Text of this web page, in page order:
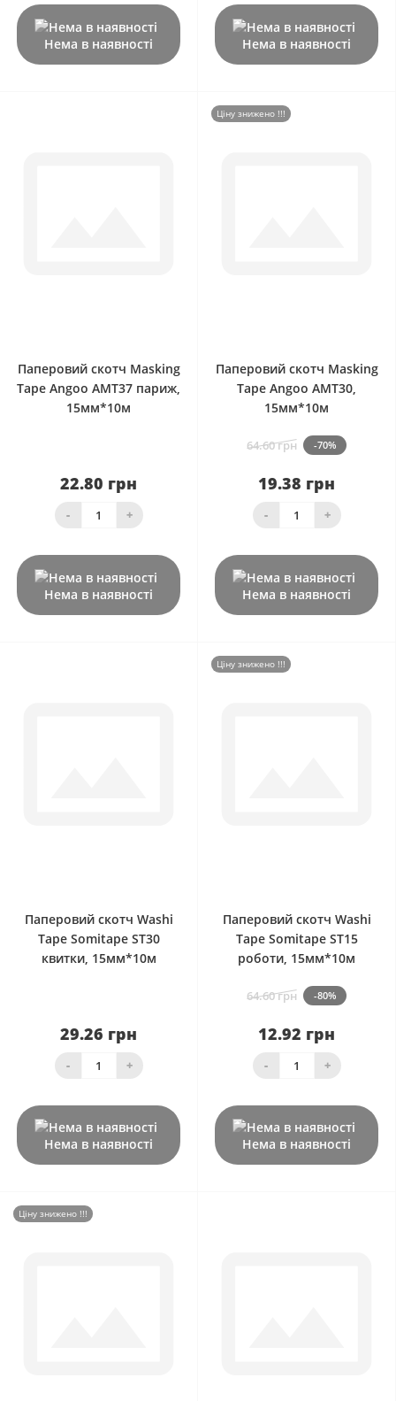
Нема в наявності Нема в наявності
Паперовий скотч Masking
Tape Angoo AMT37 париж,
15мм*10м
22.80 грн
- +
Нема в наявності
Ціну знижено !!!
Паперовий скотч Masking
Tape Angoo AMT30,
15мм*10м
64.60 грн -70%
19.38 грн
- +
Нема в наявності
Паперовий скотч Washi
Tape Somitape ST30
квитки, 15мм*10м
29.26 грн
- +
Нема в наявності
Ціну знижено !!!
Паперовий скотч Washi
Tape Somitape ST15
роботи, 15мм*10м
64.60 грн -80%
12.92 грн
- +
Нема в наявності
Ціну знижено !!!